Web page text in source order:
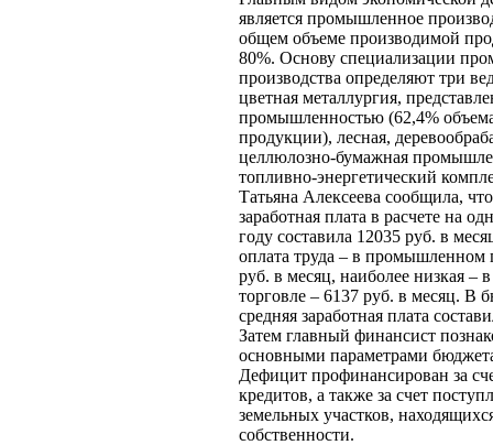
является промышленное
общем объеме производимой
80%. Основу специализации
производства определяют три
цветная металлургия,
промышленностью (62,4%
продукции), лесная,
целлюлозно-бумажная
топливно-энергетический
Татьяна Алексеева сообщила,
заработная плата в расчете на
году составила 12035 руб. в
оплата труда – в промышленном
руб. в месяц, наиболее низкая –
торговле – 6137 руб. в месяц. В
средняя заработная плата
Затем главный финансист
основными параметрами
Дефицит профинансирован за
кредитов, а также за счет
земельных участков,
собственности.